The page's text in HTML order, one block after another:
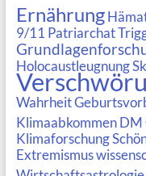
Ernährung
9/11 Patriarchat
Holocaustleugnung
Wahrheit
Klimaabkommen DM
Klimaforschung
Extremismus